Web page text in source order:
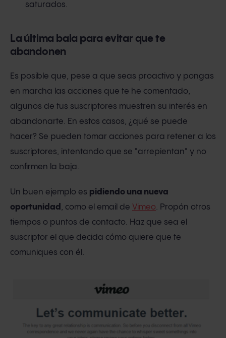
saturados.
La última bala para evitar que te
abandonen
Es posible que, pese a que seas proactivo y pongas
en marcha las acciones que te he comentado,
algunos de tus suscriptores muestren su interés en
abandonarte. En estos casos, ¿qué se puede
hacer? Se pueden tomar acciones para retener a los
suscriptores, intentando que se "arrepientan" y no
confirmen la baja.
Un buen ejemplo es pidiendo una nueva
oportunidad , como el email de Vimeo. Propón otros
tiempos o puntos de contacto. Haz que sea el
suscriptor el que decida cómo quiere que te
comuniques con él.